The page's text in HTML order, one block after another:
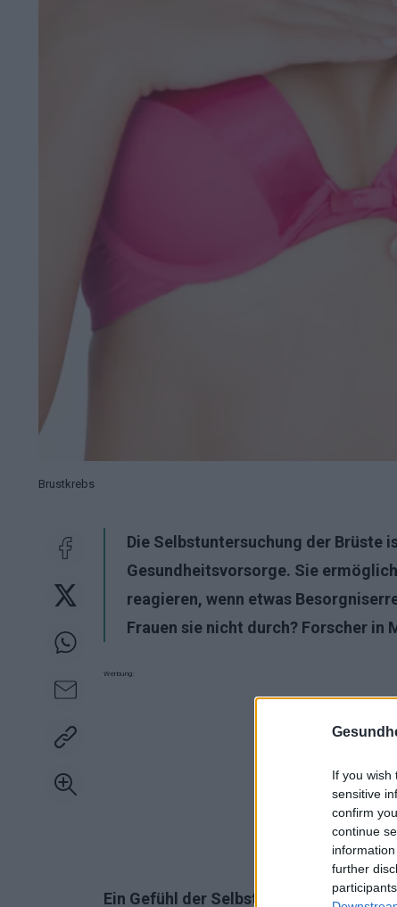
If you wish
sensitive
confirm
continue
further
Brustkrebs
Die Selbstuntersuchung der Brüste
Gesundheitsvorsorge. Sie
reagieren, wenn etwas
Frauen sie nicht durch? Forscher in
Werbung:
Ein Gefühl der Selbstwirksamkeit